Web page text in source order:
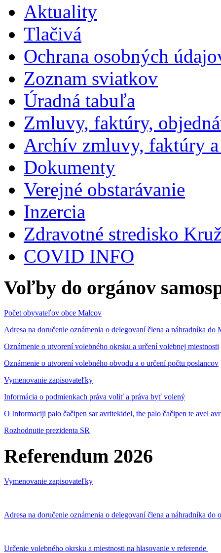
Aktuality
Tlačivá
Ochrana osobných
Zoznam sviatkov
Úradná tabuľa
Zmluvy, faktúry,
Archív zmluvy, faktúry
Dokumenty
Verejné obstarávanie
Inzercia
Zdravotné stredisko
COVID INFO
Voľby do orgánov
Počet obyvateľov obce Malcov
Adresa na doručenie oznámenia o delegovaní člena a náhradníka
Oznámenie o utvorení volebného okrsku a určení volebnej miestnosti
Oznámenie o utvorení volebného obvodu a o určení počtu poslancov
Vymenovanie zapisovateľky
Informácia o podmienkach práva voliť a práva byť volený
O Informaciji palo čačipen sar avritekidel, the palo čačipen te avel
Rozhodnutie prezidenta SR
Referendum 2026
Vymenovanie zapisovateľky
Adresa na doručenie oznámenia o delegovaní člena a náhradníka
Určenie volebného okrsku a miestnosti na hlasovanie v referende